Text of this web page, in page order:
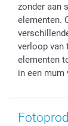
Geboorte
Prijslijst
Jobs &
Investor
Mijn
smartfriends
zonder aan
elementen.
verloop van
elementen
in een mum